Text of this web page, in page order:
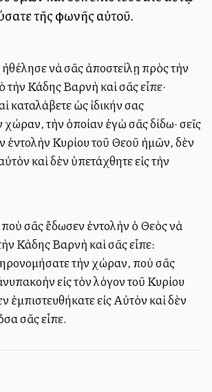
τῆς φωνῆς αὐτοῦ.
νὰ σᾶς ἀποστείλῃ πρὸς τὴν
τὴν Κάδης Βαρνὴ καὶ σᾶς εἶπε·
καταλάβετε ὡς ἰδικήν σας
χώραν, τὴν ὁποίαν ἐγὼ σᾶς δίδω· σεῖς
ἐντολὴν Κυρίου τοῦ Θεοῦ ἡμῶν, δὲν
καὶ δὲν ὑπετάχθητε εἰς τὴν
ποὺ σᾶς ἔδωσεν ἐντολὴν ὁ Θεὸς νὰ
Κάδης Βαρνὴ καὶ σᾶς εἶπε:
τὴν χώραν, ποὺ σᾶς
εἰς τὸν λόγον τοῦ Κυρίου
ἐμπιστευθήκατε εἰς Αὐτὸν καὶ δὲν
σᾶς εἶπε.